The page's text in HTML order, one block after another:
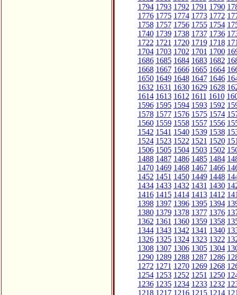
1794 1793 1792 1791 1790
1776 1775 1774 1773 1772
1758 1757 1756 1755 1754
1740 1739 1738 1737 1736
1722 1721 1720 1719 1718
1704 1703 1702 1701 1700
1686 1685 1684 1683 1682
1668 1667 1666 1665 1664
1650 1649 1648 1647 1646
1632 1631 1630 1629 1628
1614 1613 1612 1611 1610
1596 1595 1594 1593 1592
1578 1577 1576 1575 1574
1560 1559 1558 1557 1556
1542 1541 1540 1539 1538
1524 1523 1522 1521 1520
1506 1505 1504 1503 1502
1488 1487 1486 1485 1484
1470 1469 1468 1467 1466
1452 1451 1450 1449 1448
1434 1433 1432 1431 1430
1416 1415 1414 1413 1412
1398 1397 1396 1395 1394
1380 1379 1378 1377 1376
1362 1361 1360 1359 1358
1344 1343 1342 1341 1340
1326 1325 1324 1323 1322
1308 1307 1306 1305 1304
1290 1289 1288 1287 1286
1272 1271 1270 1269 1268
1254 1253 1252 1251 1250
1236 1235 1234 1233 1232
1218 1217 1216 1215 1214